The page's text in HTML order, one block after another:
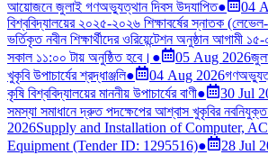
আয়োজনে জুলাই গণঅভ্যুত্থান দিবস উদযাপিত● 04
বিশ্ববিদ্যালয়ের ২০২৫-২০২৬ শিক্ষাবর্ষের স্নাতক
ভর্তিকৃত নবীন শিক্ষার্থীদের ওরিয়েন্টেশন অনুষ্ঠান আগামী
সকাল ১১:০০ টায় অনুষ্ঠিত হবে। ● 05 Aug 2026
খুকৃবি উপাচার্যের শ্রদ্ধাঞ্জলি● 04 Aug 2026
কৃষি বিশ্ববিদ্যালয়ের মাননীয় উপাচার্যের বাণী● 30 Jul
সমস্যা সমাধানে দ্রুত পদক্ষেপের আশ্বাস খুকৃবির নবনিযুক্ত
2026Supply and Installation of Computer,
Equipment (Tender ID: 1295516)● 28 Jul